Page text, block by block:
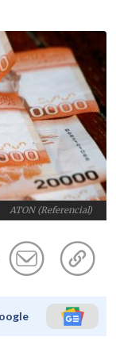
ATON (Referencial)